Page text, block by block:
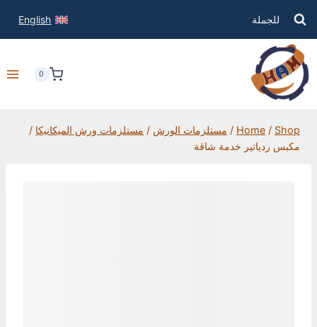
للجملة English
0
Home / Shop
/ مستلزمات الورش / مستلزمات ورش الميكانيكا /
مكبس ردياتير خدمة شاقة